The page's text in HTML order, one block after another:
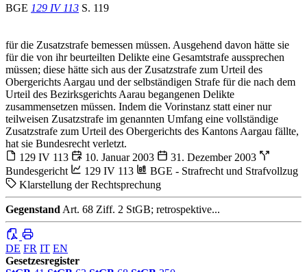
BGE 129 IV 113 S. 119
für die Zusatzstrafe bemessen müssen. Ausgehend davon hätte sie
für die von ihr beurteilten Delikte eine Gesamtstrafe aussprechen
müssen; diese hätte sich aus der Zusatzstrafe zum Urteil des
Obergerichts Aargau und der selbständigen Strafe für die nach dem
Urteil des Bezirksgerichts Aarau begangenen Delikte
zusammensetzen müssen. Indem die Vorinstanz statt einer nur
teilweisen Zusatzstrafe im genannten Umfang eine vollständige
Zusatzstrafe zum Urteil des Obergerichts des Kantons Aargau fällte,
hat sie Bundesrecht verletzt.
129 IV 113
10. Januar 2003
31. Dezember 2003
Bundesgericht
129 IV 113
BGE - Strafrecht und Strafvollzug
Klarstellung der Rechtsprechung
Gegenstand Art. 68 Ziff. 2 StGB; retrospektive...
DE FR IT EN
Gesetzesregister